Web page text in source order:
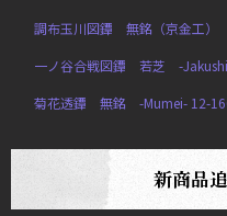
調布玉川図鐔 無銘（京金工）
一ノ谷合戦図鐔 若芝 -
菊花透鐔 無銘 -Mumei- 12-
新商品